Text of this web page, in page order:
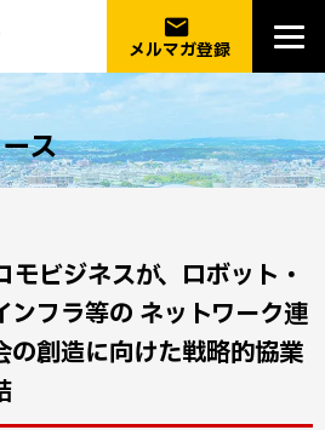
email
メルマガ登録
ス
ビジネスが、ロボット・
ンフラ等の ネットワーク連
の創造に向けた戦略的協業